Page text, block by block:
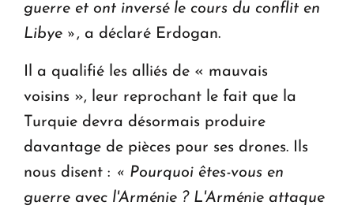
guerre et ont inversé le cours du conflit en
Libye », a déclaré Erdogan.
Il a qualifié les alliés de « mauvais
voisins », leur reprochant le fait que la
Turquie devra désormais produire
davantage de pièces pour ses drones. Ils
nous disent : « Pourquoi êtes-vous en
guerre avec l'Arménie ? L'Arménie attaque